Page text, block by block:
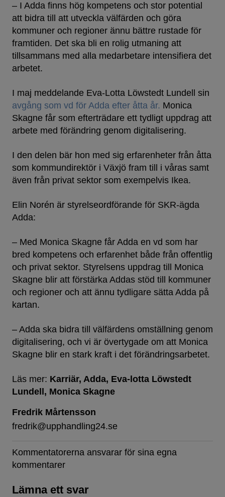
– I Adda finns hög kompetens och stor potential
att bidra till att utveckla välfärden och göra
kommuner och regioner ännu bättre rustade för
framtiden. Det ska bli en rolig utmaning att
tillsammans med alla medarbetare intensifiera det
arbetet.
I maj meddelande Eva-Lotta Löwstedt Lundell sin
avgång som vd för Adda efter åtta år. Monica
Skagne får som efterträdare ett tydligt uppdrag att
arbete med förändring genom digitalisering.
I den delen bär hon med sig erfarenheter från åtta
som kommundirektör i Växjö fram till i våras samt
även från privat sektor som exempelvis Ikea.
Elin Norén är styrelseordförande för SKR-ägda
Adda:
– Med Monica Skagne får Adda en vd som har
bred kompetens och erfarenhet både från offentlig
och privat sektor. Styrelsens uppdrag till Monica
Skagne blir att förstärka Addas stöd till kommuner
och regioner och att ännu tydligare sätta Adda på
kartan.
– Adda ska bidra till välfärdens omställning genom
digitalisering, och vi är övertygade om att Monica
Skagne blir en stark kraft i det förändringsarbetet.
Läs mer: Karriär Adda Eva-lotta Löwstedt
Lundell
Monica Skagne
Fredrik Mårtensson
fredrik@upphandling24.se
Kommentatorerna ansvarar för sina egna
kommentarer
Lämna ett svar